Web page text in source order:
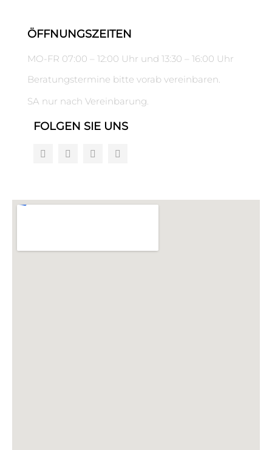
ÖFFNUNGSZEITEN
MO-FR 07:00 – 12:00 Uhr und 13:30 – 16:00 Uhr
Beratungstermine bitte vorab vereinbaren.
SA nur nach Vereinbarung.
FOLGEN SIE UNS